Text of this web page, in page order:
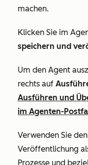
machen.
Klicken Sie im
speichern und
Um den Agent
rechts auf
Ausführen und
im Agenten-
Verwenden Sie
Veröffentlichung
Prozesse und